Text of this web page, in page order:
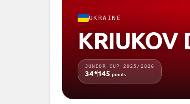
UKRAINE
KRIUKOV
JUNIOR CUP 2025/2026
34e145 points